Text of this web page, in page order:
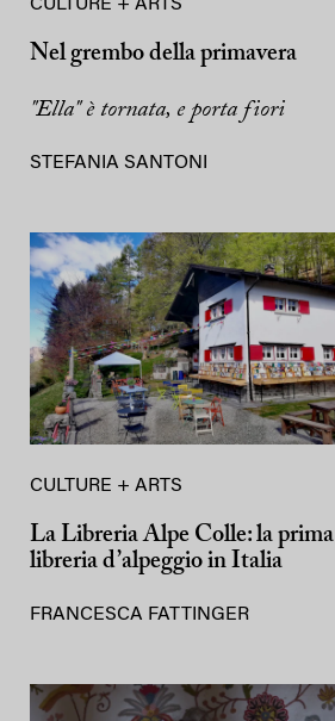
CULTURE + ARTS
Nel grembo della primavera
"Ella" è tornata, e porta fiori
STEFANIA SANTONI
CULTURE + ARTS
La Libreria Alpe Colle: la prima
libreria d’alpeggio in Italia
FRANCESCA FATTINGER